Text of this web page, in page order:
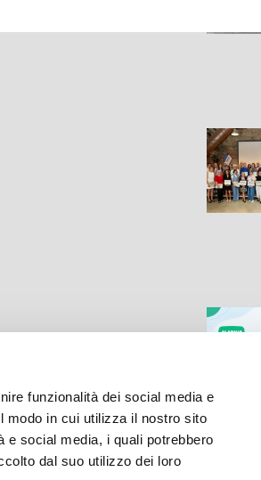
funzionalità dei social media e
modo in cui utilizza il nostro sito
e social media, i quali potrebbero
dal suo utilizzo dei loro